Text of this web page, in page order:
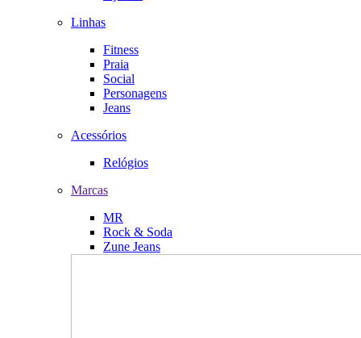
Linhas
Fitness
Praia
Social
Personagens
Jeans
Acessórios
Relógios
Marcas
MR
Rock & Soda
Zune Jeans